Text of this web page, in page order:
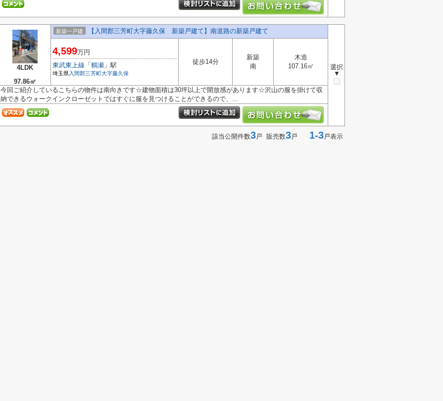
4LDK
97.86㎡
新築一戸建 【入間郡三芳町大字藤久保 新築戸建て】南道路の新築戸建て
選択
▼
4,599万円
東武東上線 「 鶴瀬 」駅
埼玉県入間郡三芳町大字藤久保
徒歩14分
新築
南
木造
107.16㎡
今回ご紹介しているこちらの物件は南向きです☆建物面積は30坪以上で開放感があります☆沢山の服を掛けて収
納できるウォークインクローゼットではすぐに服を見つけることができるので、...
該当公開件数3戸 販売数3戸 1-3戸表示